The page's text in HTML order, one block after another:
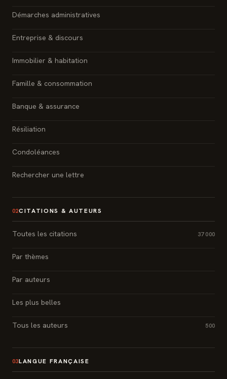
Démarches administratives
Entreprise & discours
Immobilier & habitation
Famille & consommation
Banque & assurance
Résiliation
Condoléances
Rechercher une lettre
02CITATIONS & AUTEURS
Toutes les citations 37 000
Par thèmes
Par auteurs
Les plus belles
Tous les auteurs 500
03LANGUE FRANÇAISE